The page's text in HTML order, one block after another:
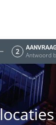
2 Antwoord